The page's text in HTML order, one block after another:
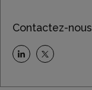
Contactez-nous